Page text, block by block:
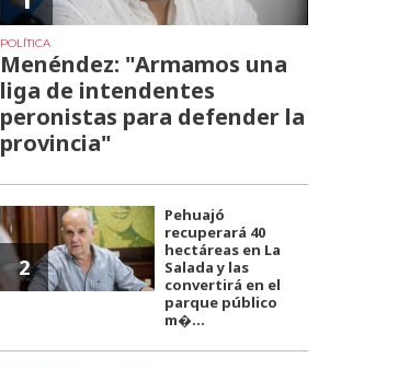
POLÍTICA
Menéndez: "Armamos una
liga de intendentes
peronistas para defender la
provincia"
2
Pehuajó
recuperará 40
hectáreas en La
Salada y las
convertirá en el
parque público
m�...